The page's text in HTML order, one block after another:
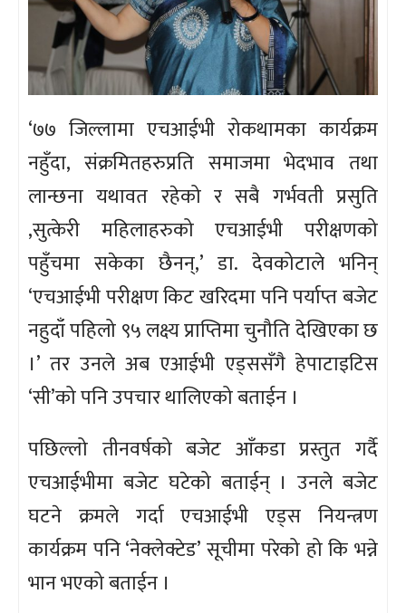
‘७७ जिल्लामा एचआईभी रोकथामका कार्यक्रम
नहुँदा, संक्रमितहरुप्रति समाजमा भेदभाव तथा
लान्छना यथावत रहेको र सबै गर्भवती प्रसुति
,सुत्केरी महिलाहरुको एचआईभी परीक्षणको
पहुँचमा सकेका छैनन्,’ डा. देवकोटाले भनिन्
‘एचआईभी परीक्षण किट खरिदमा पनि पर्याप्त बजेट
नहुदाँ पहिलो ९५ लक्ष्य प्राप्तिमा चुनौति देखिएका छ
।’ तर उनले अब एआईभी एड्ससँगै हेपाटाइटिस
‘सी’को पनि उपचार थालिएको बताईन ।
पछिल्लो तीनवर्षको बजेट आँकडा प्रस्तुत गर्दै
एचआईभीमा बजेट घटेको बताईन् । उनले बजेट
घटने क्रमले गर्दा एचआईभी एड्स नियन्त्रण
कार्यक्रम पनि ‘नेक्लेक्टेड’ सूचीमा परेको हो कि भन्ने
भान भएको बताईन ।